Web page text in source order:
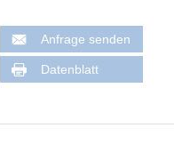
Anfrage senden
Datenblatt